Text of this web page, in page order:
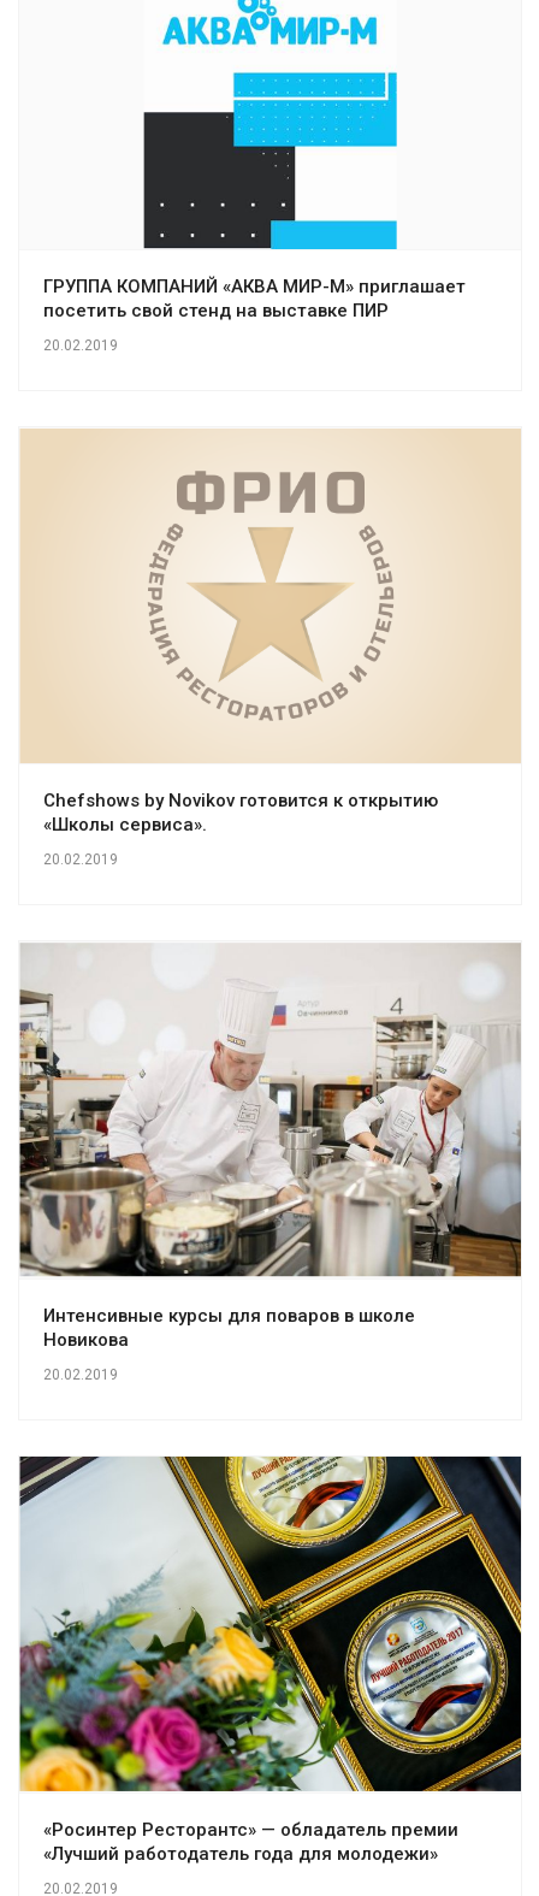
ГРУППА КОМПАНИЙ «АКВА МИР-М» приглашает
посетить свой стенд на выставке ПИР
20.02.2019
Chеfshows by Novikov готовится к открытию
«Школы сервиса».
20.02.2019
Интенсивные курсы для поваров в школе
Новикова
20.02.2019
«Росинтер Ресторантс» — обладатель премии
«Лучший работодатель года для молодежи»
20.02.2019